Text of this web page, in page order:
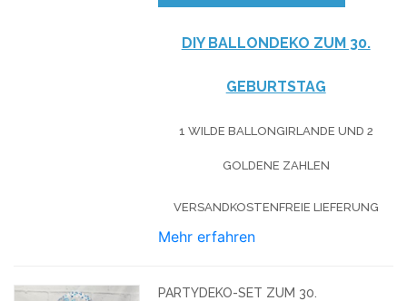
DIY BALLONDEKO ZUM 30.
GEBURTSTAG
1 WILDE BALLONGIRLANDE UND 2
GOLDENE ZAHLEN
VERSANDKOSTENFREIE LIEFERUNG
Mehr erfahren
PARTYDEKO-SET ZUM 30.